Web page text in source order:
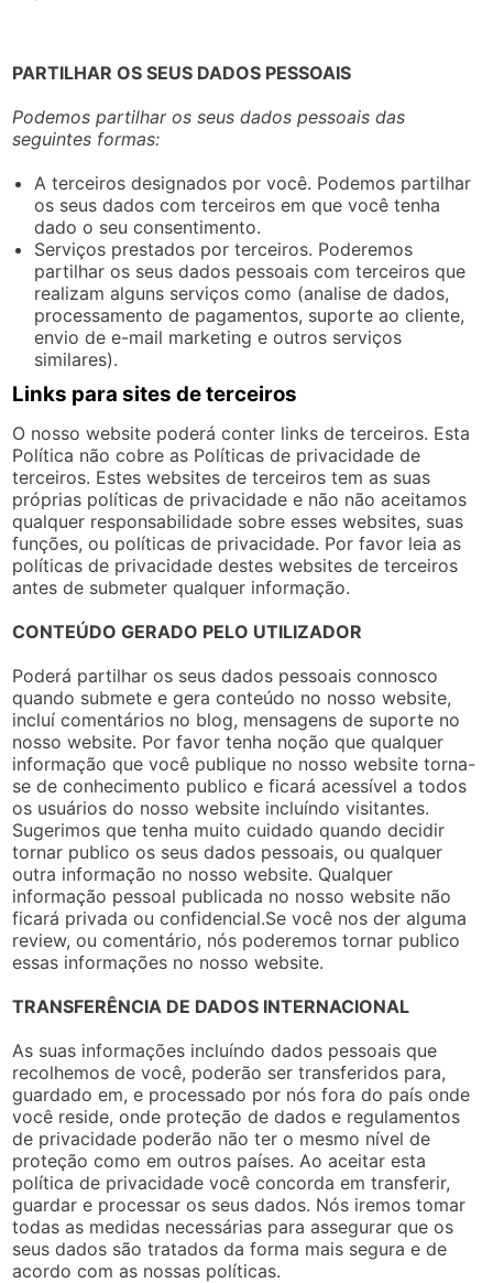
PARTILHAR OS SEUS DADOS PESSOAIS
Podemos partilhar os seus dados pessoais das
seguintes formas:
A terceiros designados por você. Podemos partilhar
os seus dados com terceiros em que você tenha
dado o seu consentimento.
Serviços prestados por terceiros. Poderemos
partilhar os seus dados pessoais com terceiros que
realizam alguns serviços como (analise de dados,
processamento de pagamentos, suporte ao cliente,
envio de e-mail marketing e outros serviços
similares).
Links para sites de terceiros
O nosso website poderá conter links de terceiros. Esta
Política não cobre as Políticas de privacidade de
terceiros. Estes websites de terceiros tem as suas
próprias políticas de privacidade e não não aceitamos
qualquer responsabilidade sobre esses websites, suas
funções, ou políticas de privacidade. Por favor leia as
políticas de privacidade destes websites de terceiros
antes de submeter qualquer informação.
CONTEÚDO GERADO PELO UTILIZADOR
Poderá partilhar os seus dados pessoais connosco
quando submete e gera conteúdo no nosso website,
incluí comentários no blog, mensagens de suporte no
nosso website. Por favor tenha noção que qualquer
informação que você publique no nosso website torna-
se de conhecimento publico e ficará acessível a todos
os usuários do nosso website incluíndo visitantes.
Sugerimos que tenha muito cuidado quando decidir
tornar publico os seus dados pessoais, ou qualquer
outra informação no nosso website. Qualquer
informação pessoal publicada no nosso website não
ficará privada ou confidencial.Se você nos der alguma
review, ou comentário, nós poderemos tornar publico
essas informações no nosso website.
TRANSFERÊNCIA DE DADOS INTERNACIONAL
As suas informações incluíndo dados pessoais que
recolhemos de você, poderão ser transferidos para,
guardado em, e processado por nós fora do país onde
você reside, onde proteção de dados e regulamentos
de privacidade poderão não ter o mesmo nível de
proteção como em outros países. Ao aceitar esta
política de privacidade você concorda em transferir,
guardar e processar os seus dados. Nós iremos tomar
todas as medidas necessárias para assegurar que os
seus dados são tratados da forma mais segura e de
acordo com as nossas políticas.